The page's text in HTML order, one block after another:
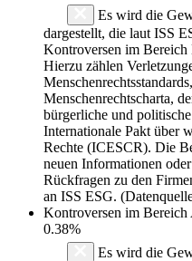
Es wird die
dargestellt, die laut ISS
Kontroversen im Bereich
Hierzu zählen
Menschenrechtscharta,
bürgerliche und
Internationale Pakt über
Rechte (ICESCR). Die
neuen Informationen
Rückfragen zu den
an ISS ESG.
Kontroversen im Bereich
0.38%
Es wird die